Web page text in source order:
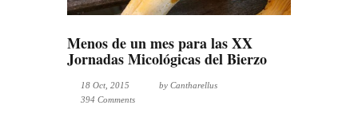
Menos de un mes para las XX
Jornadas Micológicas del Bierzo
18 Oct, 2015 by Cantharellus
394 Comments